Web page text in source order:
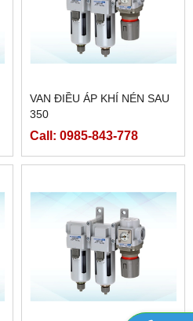
VAN ĐIỀU ÁP KHÍ NÉN SAU
350
Call: 0985-843-778